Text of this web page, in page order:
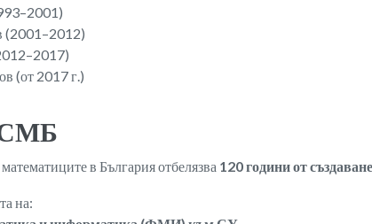
(2001–2012)
(от 2017 г.)
СМБ
в България отбелязва 120 години от
на: